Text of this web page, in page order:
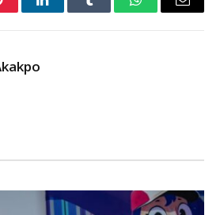
LinkedInTumblr WhatsAppEmail